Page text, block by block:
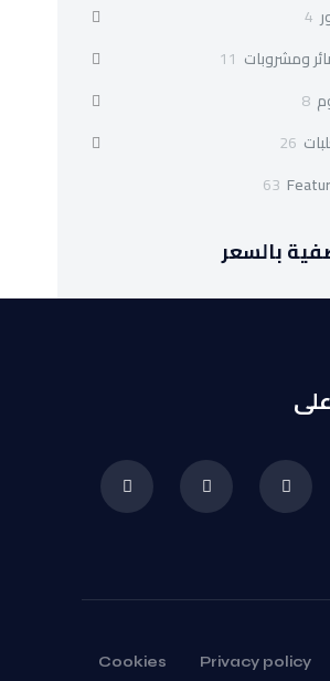
4
4
ومشروبات 11
11
8
8
26
26
63
63
بالسعر
Privacy policy
Cookies